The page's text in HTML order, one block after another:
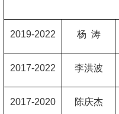
2019-2022 杨 涛
2017-2022 李洪波
2017-2020 陈庆杰